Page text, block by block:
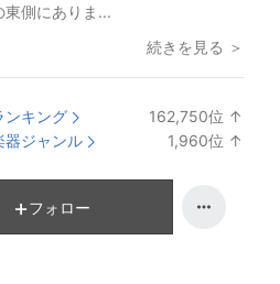
東側にありま...
続きを見る ＞
ンキング 162,750位 ↑
器ジャンル 1,960位 ↑
フォロー